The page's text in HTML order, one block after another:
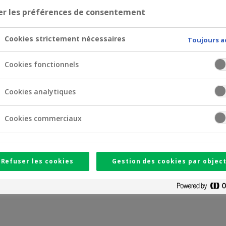
les préférences de consentement
Cookies strictement nécessaires Toujours
Cookies fonctionnels
Cookies analytiques
Cookies commerciaux
Refuser les cookies Gestion des cookies par